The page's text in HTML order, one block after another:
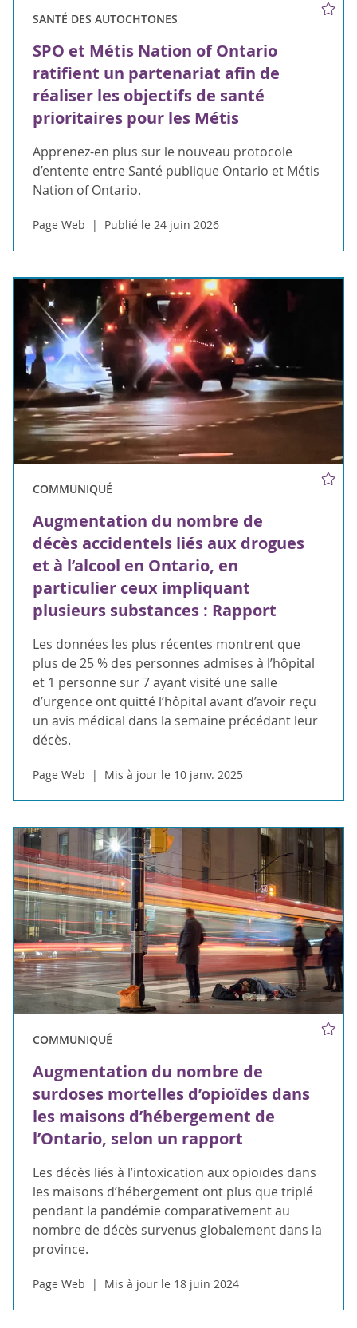
SANTÉ DES AUTOCHTONES
SPO et Métis Nation of Ontario
ratifient un partenariat afin de
réaliser les objectifs de santé
prioritaires pour les Métis
Apprenez-en plus sur le nouveau protocole
d’entente entre Santé publique Ontario et Métis
Nation of Ontario.
Page Web Publié le 24 juin 2026
COMMUNIQUÉ
Augmentation du nombre de
décès accidentels liés aux drogues
et à l’alcool en Ontario, en
particulier ceux impliquant
plusieurs substances : Rapport
Les données les plus récentes montrent que
plus de 25 % des personnes admises à l’hôpital
et 1 personne sur 7 ayant visité une salle
d’urgence ont quitté l’hôpital avant d’avoir reçu
un avis médical dans la semaine précédant leur
décès.
Page Web Mis à jour le 10 janv. 2025
COMMUNIQUÉ
Augmentation du nombre de
surdoses mortelles d’opioïdes dans
les maisons d’hébergement de
l’Ontario, selon un rapport
Les décès liés à l’intoxication aux opioïdes dans
les maisons d’hébergement ont plus que triplé
pendant la pandémie comparativement au
nombre de décès survenus globalement dans la
province.
Page Web Mis à jour le 18 juin 2024